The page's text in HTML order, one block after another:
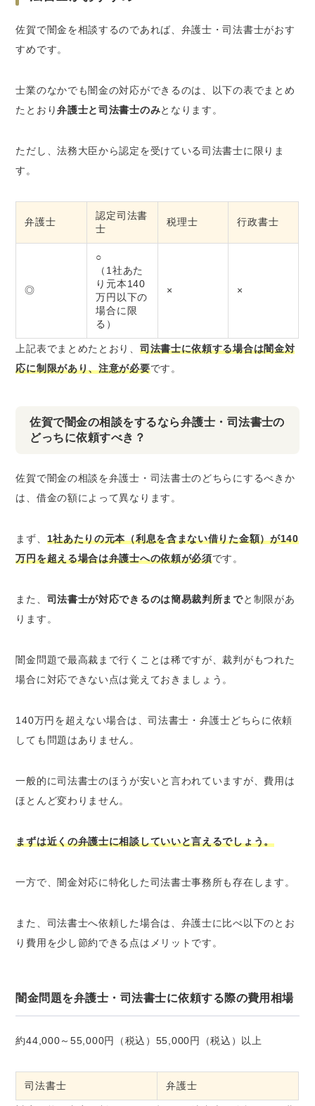
佐賀で闇金を相談するのであれば、弁護士・司法書士がおす
すめです。
士業のなかでも闇金の対応ができるのは、以下の表でまとめ
たとおり弁護士と司法書士のみとなります。
ただし、法務大臣から認定を受けている司法書士に限りま
す。
弁護士
認定司法書
士
税理士 行政書士
◎
○
（1社あた
り元本140
万円以下の
場合に限
る）
× ×
上記表でまとめたとおり、 司法書士に依頼する場合は闇金対
応に制限があり、注意が必要です。
佐賀で闇金の相談をするなら弁護士・司法書士の
どっちに依頼すべき？
佐賀で闇金の相談を弁護士・司法書士のどちらにするべきか
は、借金の額によって異なります。
まず、 1社あたりの元本（利息を含まない借りた金額）が140
万円を超える場合は弁護士への依頼が必須です。
また、 司法書士が対応できるのは簡易裁判所までと制限があ
ります。
闇金問題で最高裁まで行くことは稀ですが、裁判がもつれた
場合に対応できない点は覚えておきましょう。
140万円を超えない場合は、司法書士・弁護士どちらに依頼
しても問題はありません。
一般的に司法書士のほうが安いと言われていますが、費用は
ほとんど変わりません。
まずは近くの弁護士に相談していいと言えるでしょう。
一方で、闇金対応に特化した司法書士事務所も存在します。
また、司法書士へ依頼した場合は、弁護士に比べ以下のとお
り費用を少し節約できる点はメリットです。
闇金問題を弁護士・司法書士に依頼する際の費用相場
約44,000～55,000円（税込）55,000円（税込）以上
司法書士 弁護士